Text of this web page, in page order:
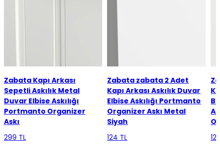
Zabata Kapı Arkası
Sepetli Askılık Metal
Duvar Elbise Askılığı
Portmanto Organizer
Askı
299 TL
Zabata zabata 2 Adet
Kapı Arkası Askılık Duvar
Elbise Askılığı Portmanto
Organizer Askı Metal
Siyah
124 TL